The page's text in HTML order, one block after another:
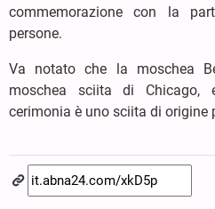
commemorazione con la
persone.
Va notato che la moschea
moschea sciita di
cerimonia è uno sciita di origine